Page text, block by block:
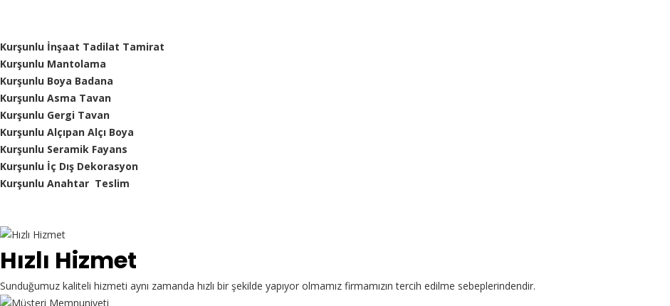
Kurşunlu İnşaat Tadilat Tamirat
Kurşunlu Mantolama
Kurşunlu Boya Badana
Kurşunlu Asma Tavan
Kurşunlu Gergi Tavan
Kurşunlu Alçıpan Alçı Boya
Kurşunlu Seramik Fayans
Kurşunlu İç Dış Dekorasyon
Kurşunlu Anahtar Teslim
Hızlı Hizmet
Sunduğumuz kaliteli hizmeti aynı zamanda hızlı bir şekilde yapıyor olmamız firmamızın tercih edilme sebeplerindendir.